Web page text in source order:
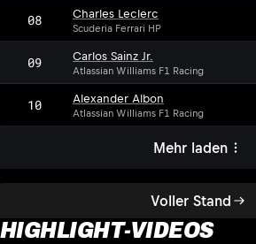
Voller Stand
08 Charles Leclerc
Scuderia Ferrari HP
09 Carlos Sainz Jr.
Atlassian Williams F1 Racing
10 Alexander Albon
Atlassian Williams F1 Racing
Mehr laden
HIGHLIGHT-VIDEOS